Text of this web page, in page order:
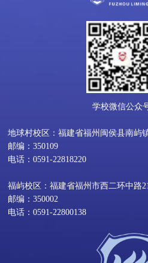
学校微信公众
地球村校区：福建省福州闽侯县南屿
邮编：350109
电话：0591-22818220
福屿校区：福建省福州市西二环中路
邮编：350002
电话：0591-22800138